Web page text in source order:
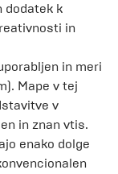
dodatek k
in
in meri
Mape v tej
v
in znan vtis.
enako dolge